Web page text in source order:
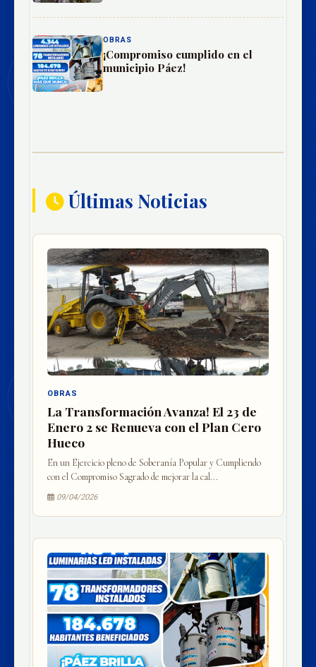
OBRAS
¡Compromiso cumplido en el
municipio Páez!
Últimas Noticias
OBRAS
La Transformación Avanza! El 23 de
Enero 2 se Renueva con el Plan Cero
Hueco
En un Ejercicio pleno de Soberanía Popular y Cumpliendo
con el Compromiso Sagrado de mejorar la cal...
09/04/2026